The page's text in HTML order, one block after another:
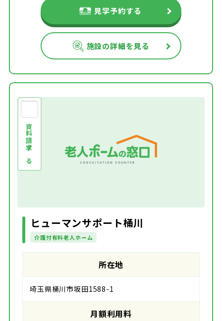
見学予約する
施設の詳細を見る
資料請求する
ヒューマンサポート桶川
介護付有料老人ホーム
所在地
埼玉県桶川市坂田1588-1
月額利用料